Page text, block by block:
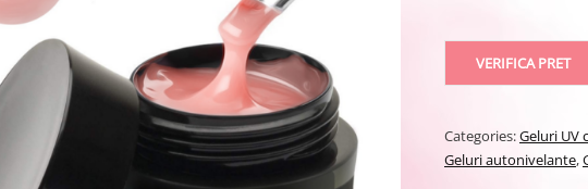
VERIFICA PRET
Categories:Geluri UV
Geluri autonivelante,